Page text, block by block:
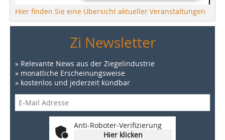
Hier finden Sie eine Übersicht aktueller Veranstaltungen
Zi Newsletter
» Relevante News aus der Ziegelindustrie
» monatliche Erscheinungsweise
» kostenlos und jederzeit kündbar
Anti-Roboter-Verifizierung
Hier klicken